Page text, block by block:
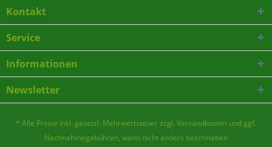
Kontakt
Service
Informationen
Newsletter
* Alle Preise inkl. gesetzl. Mehrwertsteuer zzgl. Versandkosten und ggf.
Nachnahmegebühren, wenn nicht anders beschrieben